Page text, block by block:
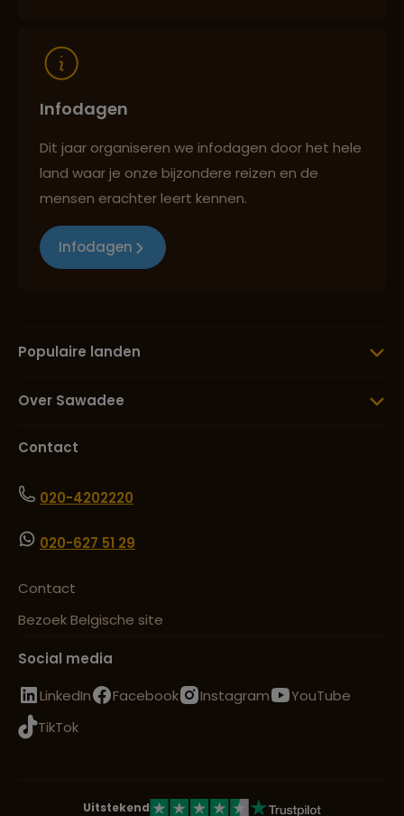
Infodagen
Dit jaar organiseren we infodagen door het hele
land waar je onze bijzondere reizen en de
mensen erachter leert kennen.
Infodagen
Populaire landen
Over Sawadee
Contact
020-4202220
020-627 51 29
Contact
Bezoek Belgische site
Social media
LinkedIn
Facebook Instagram
YouTube
TikTok
Uitstekend